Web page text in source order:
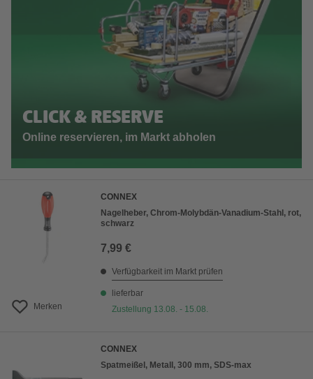
CLICK & RESERVE
Online reservieren, im Markt abholen
Merken
CONNEX
Nagelheber, Chrom-Molybdän-Vanadium-Stahl, rot,
schwarz
7,99 €
Verfügbarkeit im Markt prüfen
lieferbar
Zustellung 13.08. - 15.08.
CONNEX
Spatmeißel, Metall, 300 mm, SDS-max